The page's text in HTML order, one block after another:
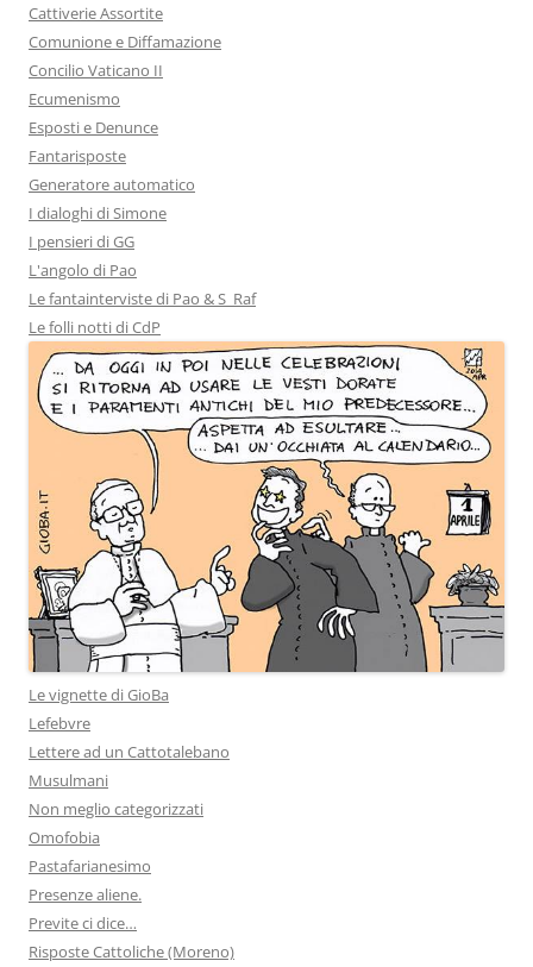
Cattiverie Assortite
Comunione e Diffamazione
Concilio Vaticano II
Ecumenismo
Esposti e Denunce
Fantarisposte
Generatore automatico
I dialoghi di Simone
I pensieri di GG
L'angolo di Pao
Le fantainterviste di Pao & S_Raf
Le folli notti di CdP
Le vignette di GioBa
Lefebvre
Lettere ad un Cattotalebano
Musulmani
Non meglio categorizzati
Omofobia
Pastafarianesimo
Presenze aliene.
Previte ci dice…
Risposte Cattoliche (Moreno)